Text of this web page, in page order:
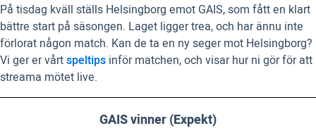
På tisdag kväll ställs Helsingborg emot GAIS, som fått en klart
bättre start på säsongen. Laget ligger trea, och har ännu inte
förlorat någon match. Kan de ta en ny seger mot Helsingborg?
Vi ger er vårtspeltips inför matchen, och visar hur ni gör för att
streama mötet live.
GAIS vinner (Expekt)